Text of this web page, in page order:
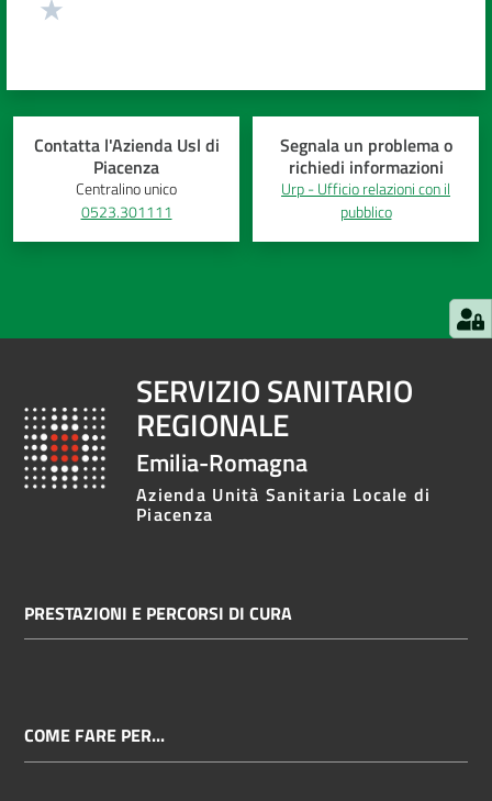
Contatta l'Azienda Usl di
Piacenza
Centralino unico
0523.301111
Segnala un problema o
richiedi informazioni
Urp - Ufficio relazioni con il
pubblico
SERVIZIO SANITARIO
REGIONALE
Emilia-Romagna
Azienda Unità Sanitaria Locale di
Piacenza
PRESTAZIONI E PERCORSI DI CURA
COME FARE PER...